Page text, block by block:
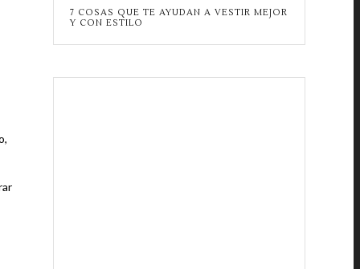
7 COSAS QUE TE AYUDAN A VESTIR MEJOR
Y CON ESTILO